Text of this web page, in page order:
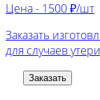
Цена - 1500 ₽/шт
Заказать
для случаев
Заказать